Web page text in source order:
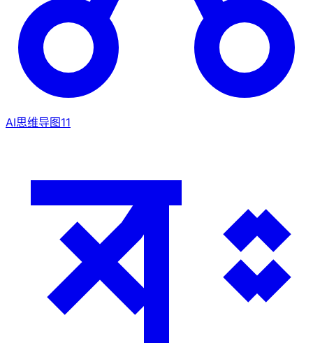
AI思维导图11